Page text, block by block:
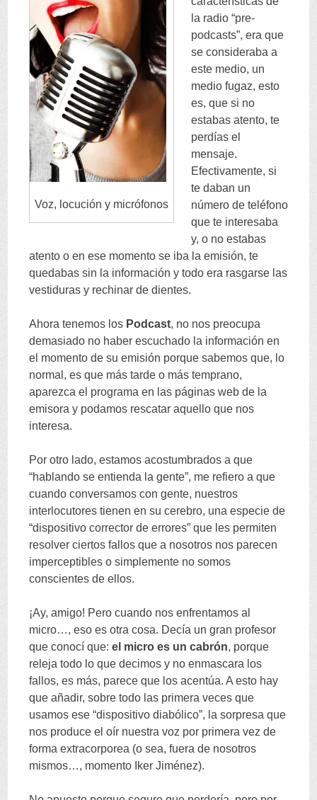
Voz, locución y micrófonos
la radio “pre-
podcasts”,era que
se consideraba a
este medio, un
medio fugaz,esto
es,que si no
estabas atento,te
perdías el
mensaje.
Efectivamente,si
te daban un
número de teléfono
que te interesaba
y,o no estabas
atento o en ese momento se iba la emisión,te
quedabas sin la información y todo era rasgarse las
vestiduras y rechinar de dientes.
Ahora tenemos los Podcast, no nos preocupa
demasiado no haber escuchado la información en
el momento de su emisión porque sabemos que, lo
normal ,es que más tarde o más temprano,
aparezca el programa en las páginas web de la
emisora y podamos rescatar aquello que nos
interesa.
Por otro lado,estamos acostumbrados a que
“hablando se entienda la gente”, me refiero a que
cuando conversamos con gente, nuestros
interlocutores tienen en su cerebro, una especie de
“dispositivo corrector de errores”que les permiten
resolver ciertos fallos que a nosotros nos parecen
imperceptibles o simplemente no somos
conscientes de ellos.
¡Ay,amigo! Pero cuando nos enfrentamos al
micro…,eso es otra cosa. Decía un gran profesor
que conocí que:el micro es un cabrón, porque
releja todo lo que decimos y no enmascara los
fallos,es más, parece que los acentúa.A esto hay
que añadir,sobre todo las primera veces que
usamos ese “dispositivo diabólico”, la sorpresa que
nos produce el oír nuestra voz por primera vez de
forma extracorporea (o sea,fuera de nosotros
mismos…, momento Iker Jiménez).